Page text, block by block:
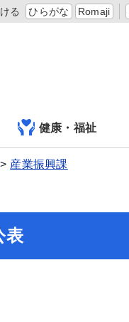
る ひらがな Romaji
健康・福祉
産業振興課
表